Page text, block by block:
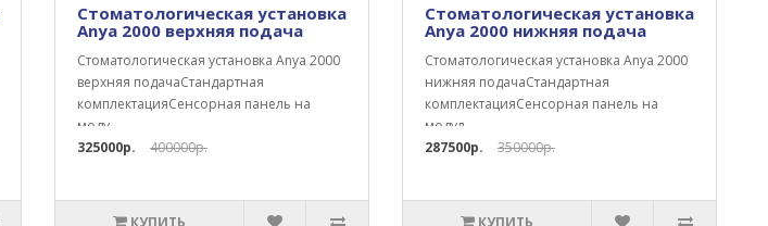
Стоматологическая установка
Anya 2000 верхняя подача
Стоматологическая установка Anya 2000
верхняя подачаСтандартная
комплектацияСенсорная панель на
моду..
325000р.
400000р.
КУПИТЬ
Стоматологическая установка
Anya 2000 нижняя подача
Стоматологическая установка Anya 2000
нижняя подачаСтандартная
комплектацияСенсорная панель на
модул..
287500р.
350000р.
КУПИТЬ